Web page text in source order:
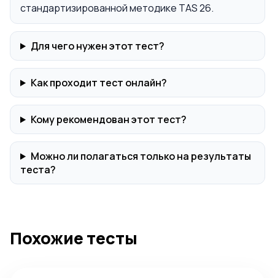
стандартизированной методике TAS 26.
Для чего нужен этот тест?
Как проходит тест онлайн?
Кому рекомендован этот тест?
Можно ли полагаться только на результаты
теста?
Похожие тесты